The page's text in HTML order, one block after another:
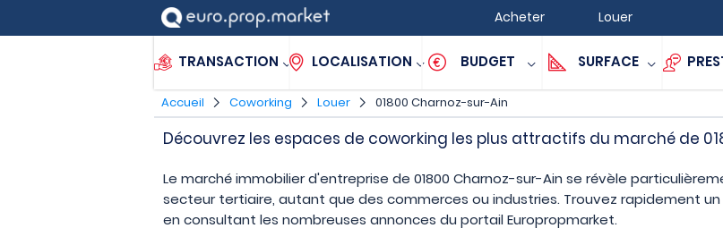
Acheter Louer
TRANSACTION LOCALISATION BUDGET SURFACE
Accueil Coworking Louer 01800 Charnoz-sur-Ain
Découvrez les espaces de coworking les plus attractifs du marché de
Le marché immobilier d'entreprise de 01800 Charnoz-sur-Ain se révèle
secteur tertiaire, autant que des commerces ou industries. Trouvez rapidement
en consultant les nombreuses annonces du portail Europropmarket.